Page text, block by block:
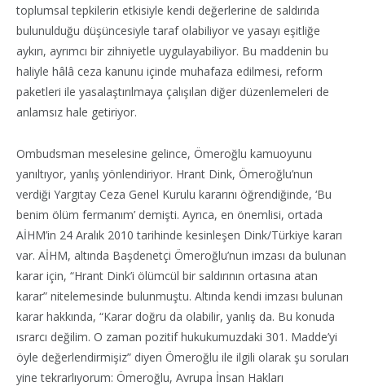
toplumsal tepkilerin etkisiyle kendi değerlerine de saldırıda
bulunulduğu düşüncesiyle taraf olabiliyor ve yasayı eşitliğe
aykırı, ayrımcı bir zihniyetle uygulayabiliyor. Bu maddenin bu
haliyle hâlâ ceza kanunu içinde muhafaza edilmesi, reform
paketleri ile yasalaştırılmaya çalışılan diğer düzenlemeleri de
anlamsız hale getiriyor.
Ombudsman meselesine gelince, Ömeroğlu kamuoyunu
yanıltıyor, yanlış yönlendiriyor. Hrant Dink, Ömeroğlu’nun
verdiği Yargıtay Ceza Genel Kurulu kararını öğrendiğinde, ‘Bu
benim ölüm fermanım’ demişti. Ayrıca, en önemlisi, ortada
AİHM’in 24 Aralık 2010 tarihinde kesinleşen Dink/Türkiye kararı
var. AİHM, altında Başdenetçi Ömeroğlu’nun imzası da bulunan
karar için, “Hrant Dink’i ölümcül bir saldırının ortasına atan
karar” nitelemesinde bulunmuştu. Altında kendi imzası bulunan
karar hakkında, “Karar doğru da olabilir, yanlış da. Bu konuda
ısrarcı değilim. O zaman pozitif hukukumuzdaki 301. Madde’yi
öyle değerlendirmişiz” diyen Ömeroğlu ile ilgili olarak şu soruları
yine tekrarlıyorum: Ömeroğlu, Avrupa İnsan Hakları